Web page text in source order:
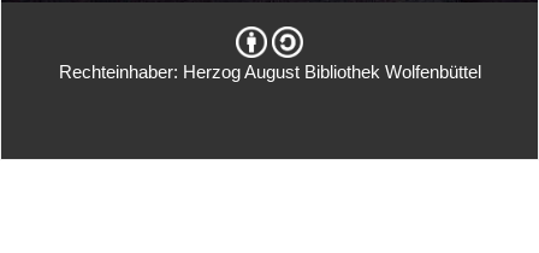
Rechteinhaber: Herzog August Bibliothek Wolfenbüttel